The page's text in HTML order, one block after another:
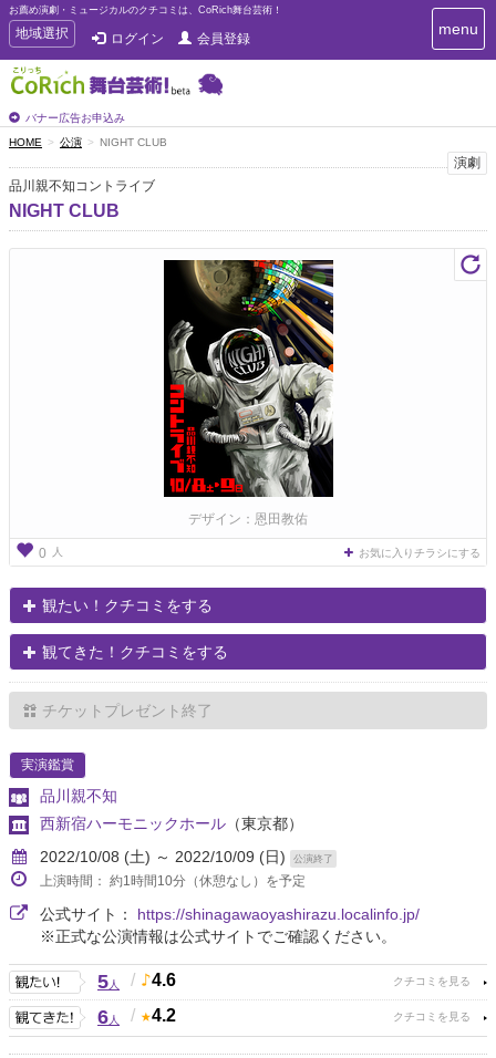
お薦め演劇・ミュージカルのクチコミは、CoRich舞台芸術！
T
o
g
g
e
n
a
v
g
地域選択 ログイン 会員登録
バナー広告お申込み
T
o
i
g
menu
HOME 公演 NIGHT CLUB
演劇
品川親不知コントライブ
NIGHT CLUB
デザイン：恩田教佑
0 人 お気に入りチラシにする
観たい！クチコミをする
観てきた！クチコミをする
チケットプレゼント終了
実演鑑賞
品川親不知
西新宿ハーモニックホール （東京都）
2022/10/08 (土) ～ 2022/10/09 (日)
公演終了
上演時間： 約1時間10分（休憩なし）を予定
公式サイト： https://shinagawaoyashirazu.localinfo.jp/
※正式な公演情報は公式サイトでご確認ください。
5人 / 4.6
6人 / 4.2